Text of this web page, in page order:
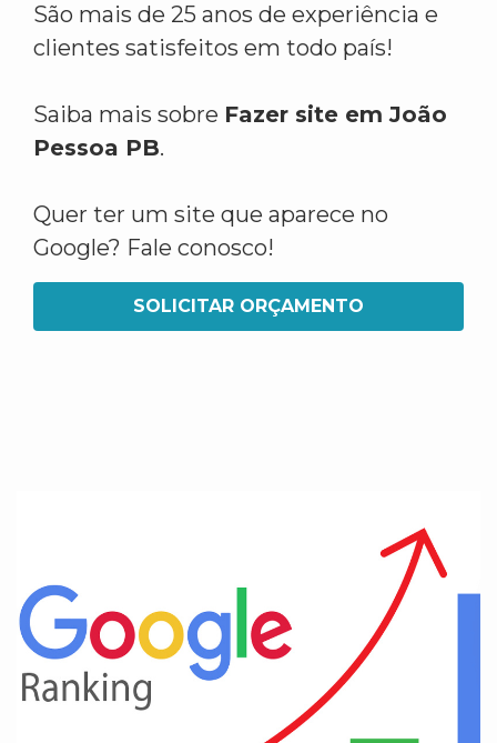
São mais de 25 anos de experiência e
clientes satisfeitos em todo país!
Saiba mais sobre Fazer site em João
Pessoa PB.
Quer ter um site que aparece no
Google? Fale conosco!
SOLICITAR ORÇAMENTO